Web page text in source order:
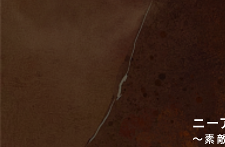
ニ
～素